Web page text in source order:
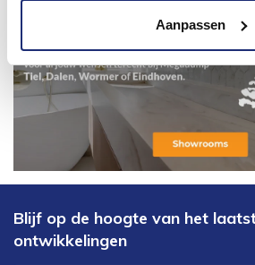
Aanpassen
Blijf op de hoogte van het
ontwikkelingen